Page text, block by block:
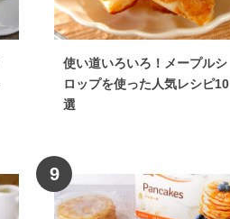
使い道いろいろ！メープルシ
ロップを使った人気レシピ10
選
9